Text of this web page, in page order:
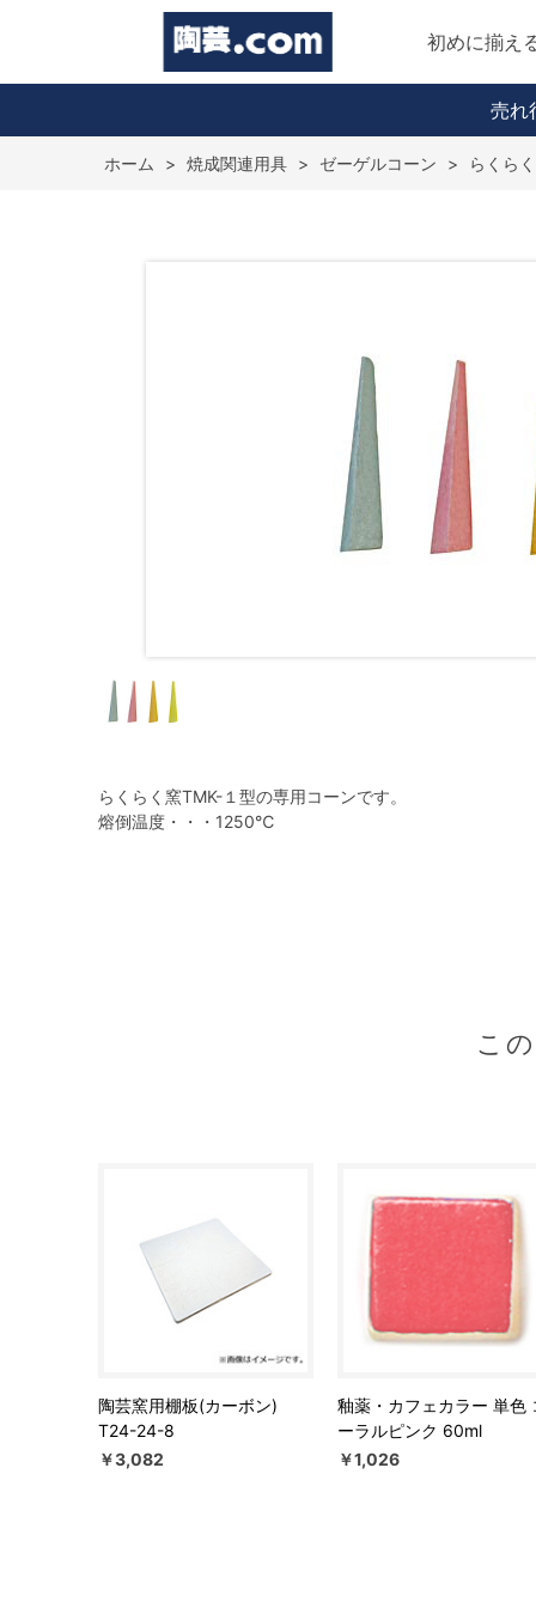
初めに揃え
売れ
ホーム > 焼成関連用具 > ゼーゲルコーン > らくら
らくらく窯TMK-１型の専用コーンです。
熔倒温度・・・1250℃
こ
陶芸窯用棚板(カーボン)
T24-24-8
￥3,082
釉薬・カフェカラー 単色
ーラルピンク 60ml
￥1,026